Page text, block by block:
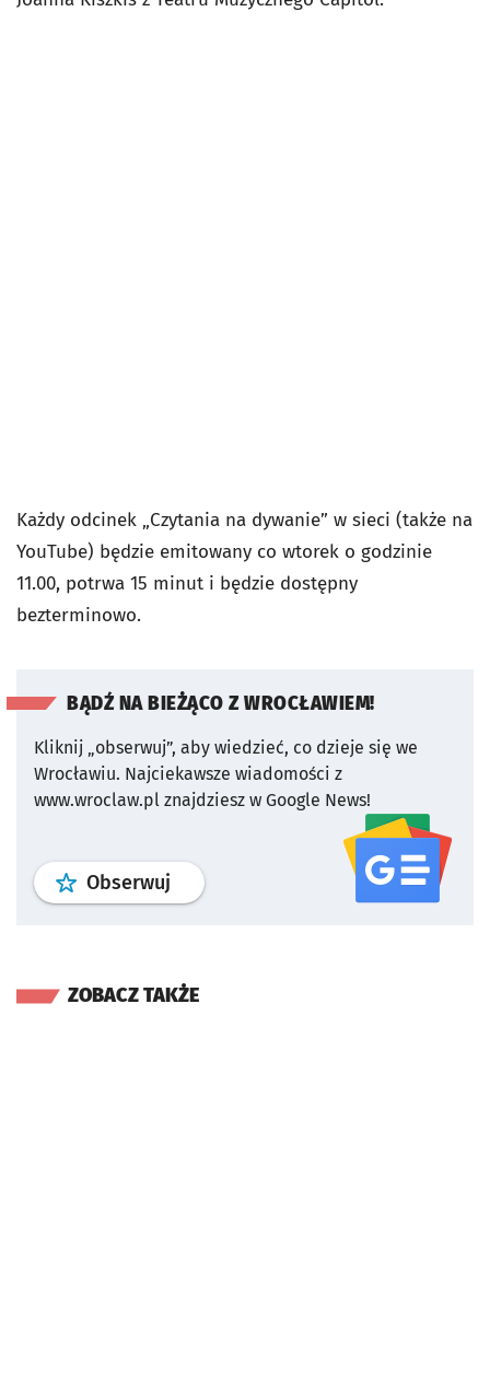
Każdy odcinek „Czytania na dywanie” w sieci (także na
YouTube) będzie emitowany co wtorek o godzinie
11.00, potrwa 15 minut i będzie dostępny
bezterminowo.
BĄDŹ NA BIEŻĄCO Z WROCŁAWIEM!
Kliknij „obserwuj”, aby wiedzieć, co dzieje się we
Wrocławiu. Najciekawsze wiadomości z
www.wroclaw.pl znajdziesz w Google News!
Obserwuj profil serwisu
ZOBACZ TAKŻE